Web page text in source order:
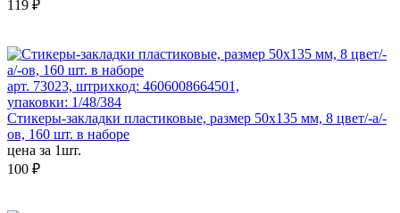
119 ₽
арт. 73023, штрихкод: 4606008664501,
упаковки: 1/48/384
Стикеры-закладки пластиковые, размер 50х135 мм, 8 цвет/-а/-
ов, 160 шт. в наборе
цена за 1шт.
100 ₽